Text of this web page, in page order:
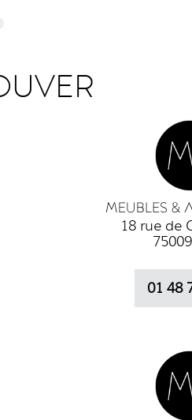
18 rue de
01 48